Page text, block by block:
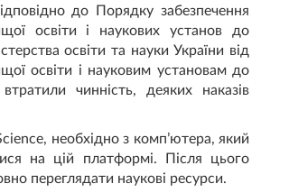
до Порядку забезпечення
освіти і наукових установ до
освіти та науки України від
освіти і науковим установам до
чинність, деяких наказів
необхідно з комп’ютера, який
на цій платформі. Після цього
переглядати наукові ресурси.